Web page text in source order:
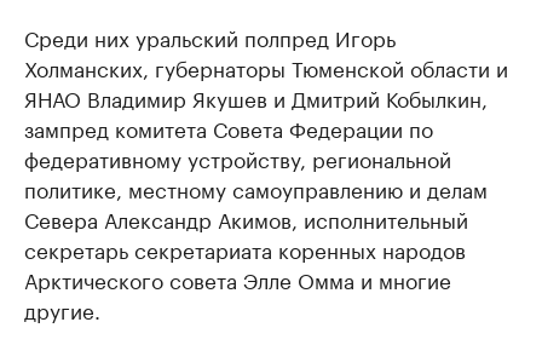
Среди них уральский полпред Игорь
Холманских, губернаторы Тюменской области и
ЯНАО Владимир Якушев и Дмитрий Кобылкин,
зампред комитета Совета Федерации по
федеративному устройству, региональной
политике, местному самоуправлению и делам
Севера Александр Акимов, исполнительный
секретарь секретариата коренных народов
Арктического совета Элле Омма и многие
другие.